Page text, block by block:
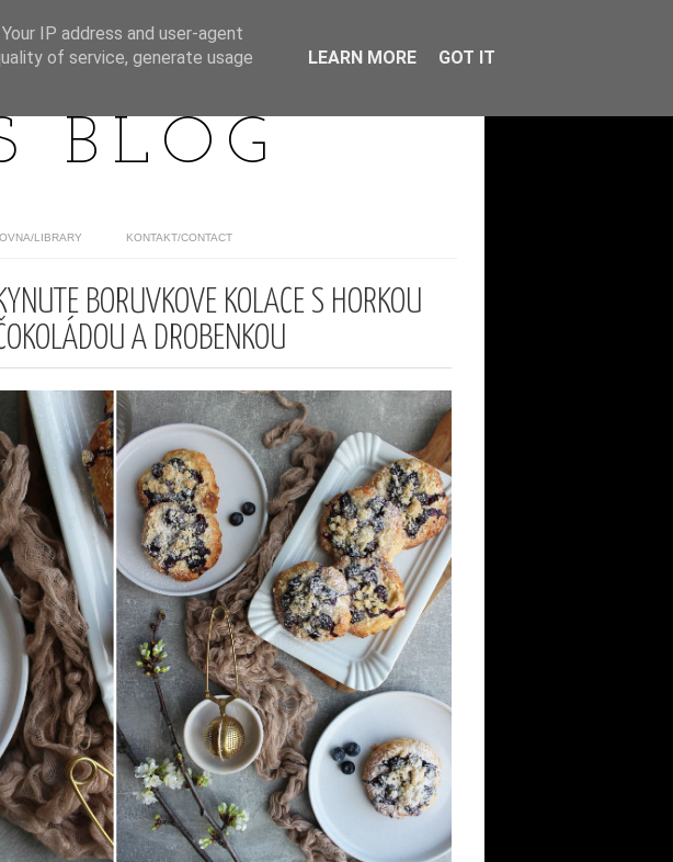
BLOG
LIBRARY KONTAKT/CONTACT
BORŮVKOVÉ KOLÁČE S HOŘKOU
A DROBENKOU
IP address and user-agent
of service, generate usage
LEARN MORE GOT IT